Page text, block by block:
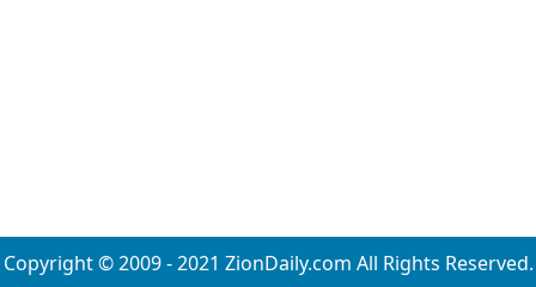
Copyright © 2009 - 2021 ZionDaily.com All Rights Reserved.